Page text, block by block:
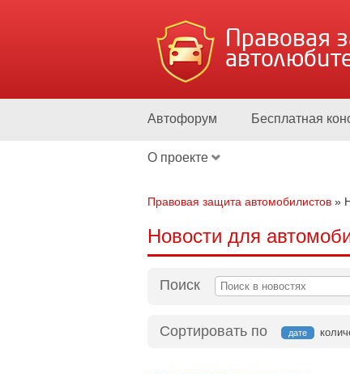
Правовая
Автофорум Бесплатная
О проекте
Правовая защита автомобилистов »
Новости для
Поиск
Сортировать по дате